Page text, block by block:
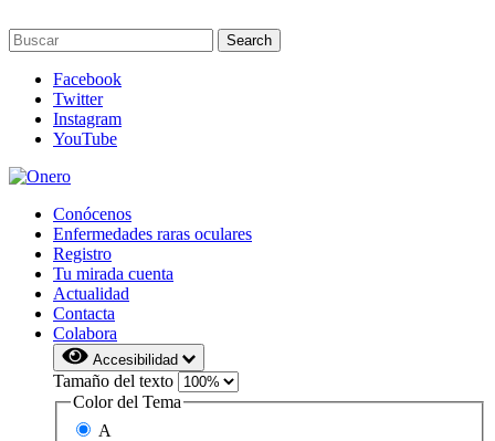
Facebook
Twitter
Instagram
YouTube
Conócenos
Enfermedades raras oculares
Registro
Tu mirada cuenta
Actualidad
Contacta
Colabora
Accesibilidad
Tamaño del texto
Color del Tema
A